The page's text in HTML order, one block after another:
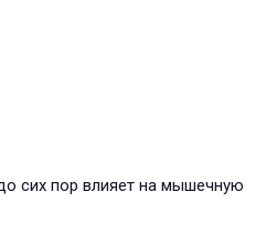
сих пор влияет на мышечную